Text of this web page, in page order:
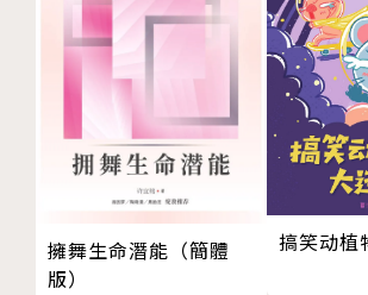
【日常生活的修行篇——平安幸福
许多人认为我这个老和尚有修行，让
比较灵验一点，功德比较大一点，所
好，就希望请老和尚来为他们祝福一
疑：我的祝福，真的比你们的祝福有
有一对年轻夫妇请我祝福他们婚姻幸
佛教徒如何发愿？
如何发大愿？
不要发空愿
如何还愿？
附录
神佛不分与民间信仰
在家居士能不能挂念珠？
如何福慧双修？
信仰的价值
擁舞生命潛能（簡體
版）
搞笑动植